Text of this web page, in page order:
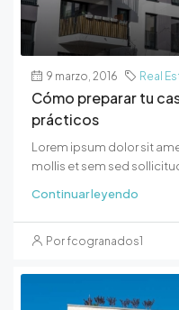
9 marzo, 2016 Real
Cómo preparar tu
prácticos
Lorem ipsum dolor sit
mollis et sem sed
Continuar leyendo
Por fcogranados1